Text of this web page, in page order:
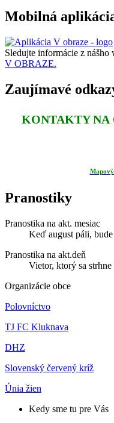
Mobilná
Sledujte informácie z nášho
V OBRAZE.
Zaujímavé
KONTAKTY NA
Pranostiky
Pranostika na akt. mesiac
Keď august páli,
Pranostika na akt.deň
Vietor, ktorý sa
Organizácie obce
Polovníctvo
TJ FC Kluknava
DHZ
Slovenský červený kríž
Únia žien
Kedy sme tu pre Vás